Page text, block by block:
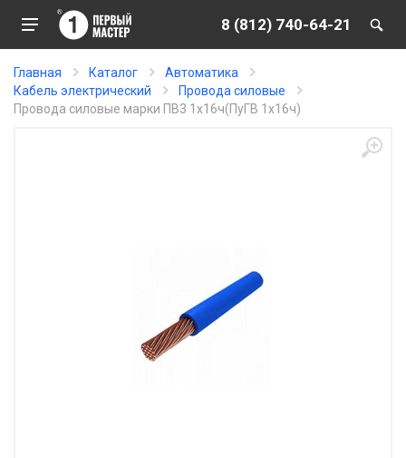
8 (812) 740-64-21
Главная Каталог
Автоматика
Кабель электрический
Провода силовые
Провода силовые марки ПВ3 1х16ч(ПуГВ 1х16ч)